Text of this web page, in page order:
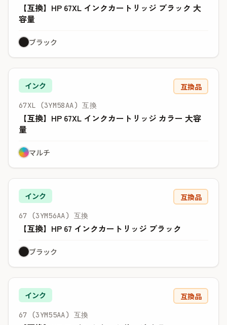
【互換】HP 67XL インクカートリッジ ブラック 大
容量
ブラック
インク 互換品
67XL (3YM58AA) 互換
【互換】HP 67XL インクカートリッジ カラー 大容
量
マルチ
インク 互換品
67 (3YM56AA) 互換
【互換】HP 67 インクカートリッジ ブラック
ブラック
インク 互換品
67 (3YM55AA) 互換